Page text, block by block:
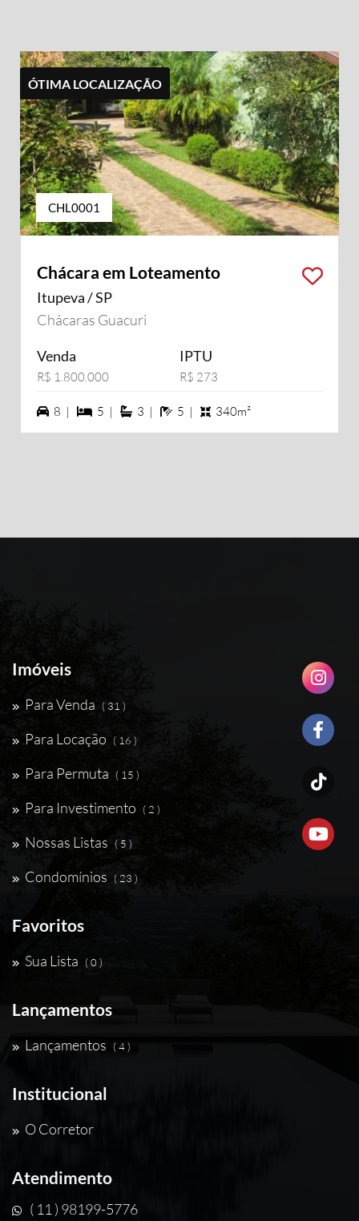
ÓTIMA LOCALIZAÇÃO
CHL0001
Chácara em Loteamento
Itupeva / SP
Chácaras Guacuri
Venda
R$ 1.800.000
IPTU
R$ 273
8 vagas na garagem
8 | 5 dormiórios
5 | 3 suítes
3 | 5 banheiros
5 | 340m²
Imóveis
Para Venda ( 31 )
Para Locação ( 16 )
Para Permuta ( 15 )
Para Investimento ( 2 )
Nossas Listas ( 5 )
Condomínios ( 23 )
Favoritos
Sua Lista ( 0 )
Lançamentos
Lançamentos ( 4 )
Institucional
O Corretor
Atendimento
( 11 ) 98199-5776